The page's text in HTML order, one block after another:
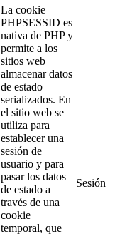
La cookie
PHPSESSID es
nativa de PHP y
permite a los
sitios web
almacenar datos
de estado
serializados. En
el sitio web se
utiliza para
establecer una
sesión de
usuario y para
pasar los datos
de estado a
través de una
cookie
temporal, que
Sesión